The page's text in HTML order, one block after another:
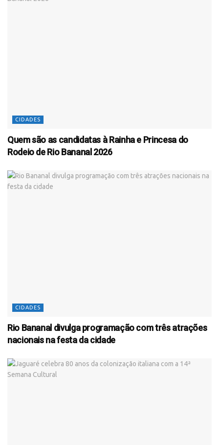
CIDADES
Quem são as candidatas à Rainha e Princesa do
Rodeio de Rio Bananal 2026
CIDADES
Rio Bananal divulga programação com três atrações
nacionais na festa da cidade